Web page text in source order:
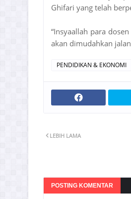
Ghifari yang telah
“Insyaallah para
akan dimudahkan
PENDIDIKAN & EKONOMI
LEBIH LAMA
POSTING KOMENTAR